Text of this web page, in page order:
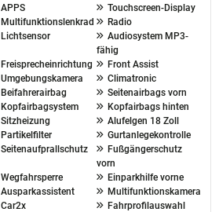
APPS
Touchscreen-Display
Multifunktionslenkrad
Radio
Lichtsensor
Audiosystem MP3-
fähig
Freisprecheinrichtung
Front Assist
Umgebungskamera
Climatronic
Beifahrerairbag
Seitenairbags vorn
Kopfairbagsystem
Kopfairbags hinten
Sitzheizung
Alufelgen 18 Zoll
Partikelfilter
Gurtanlegekontrolle
Seitenaufprallschutz
Fußgängerschutz
vorn
Wegfahrsperre
Einparkhilfe vorne
Ausparkassistent
Multifunktionskamera
Car2x
Fahrprofilauswahl